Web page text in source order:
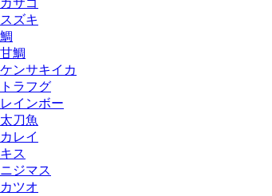
カサゴ
スズキ
鯛
甘鯛
ケンサキイカ
トラフグ
レインボー
太刀魚
カレイ
キス
ニジマス
カツオ